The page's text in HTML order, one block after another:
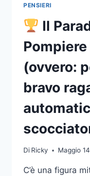
PENSIERI
Il
(ovvero:
bravo
Di Ricky Maggio
C’è una figura